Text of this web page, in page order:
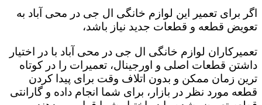
اگر برای تعمیر این لوازم خانگی ال جی در محی آباد به
تعویض قطعه و قطعات جدید نیاز باشد،
تعمیرکاران لوازم خانگی ال جی در محی آباد با در اختیار
داشتن قطعات اصلی و اورجینال، تعمیرات را در کوتاه
ترین زمان ممکن و بدون اتلاف وقت برای پیدا کردن
قطعه مورد نظر در بازار، برای شما انجام داده و گارانتی